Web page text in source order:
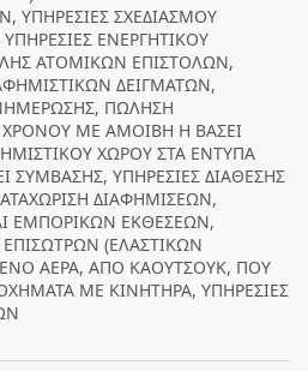
ΥΠΗΡΕΣΙΕΣ ΣΧΕΔΙΑΣΜΟΥ
ΕΝΕΡΓΗΤΙΚΟΥ
ΑΤΟΜΙΚΩΝ ΕΠΙΣΤΟΛΩΝ,
ΔΕΙΓΜΑΤΩΝ,
ΠΩΛΗΣΗ
ΜΕ ΑΜΟΙΒΗ Η ΒΑΣΕΙ
ΧΩΡΟΥ ΣΤΑ ΕΝΤΥΠΑ
ΣΥΜΒΑΣΗΣ, ΥΠΗΡΕΣΙΕΣ ΔΙΑΘΕΣΗΣ
ΔΙΑΦΗΜΙΣΕΩΝ,
ΕΜΠΟΡΙΚΩΝ ΕΚΘΕΣΕΩΝ,
(ΕΛΑΣΤΙΚΩΝ
ΑΕΡΑ, ΑΠΟ ΚΑΟΥΤΣΟΥΚ, ΠΟΥ
ΜΕ ΚΙΝΗΤΗΡΑ, ΥΠΗΡΕΣΙΕΣ